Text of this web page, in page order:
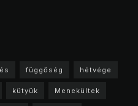
függőség hétvége
kütyük Menekültek